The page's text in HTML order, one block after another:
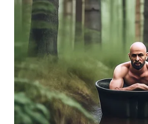
NIAS
LANGKAT
WN
TAPANULI
SELATAN